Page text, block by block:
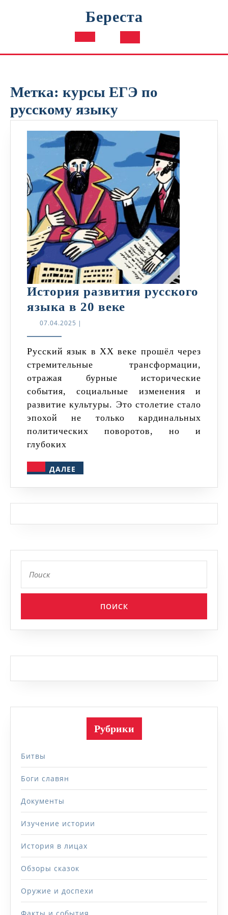
Береста
Кнопка
Метка: курсы ЕГЭ по
русскому языку
История развития русского
языка в 20 веке
языка
в
веке
07.04.2025 07.04.2025
|
Русский язык в XX веке прошёл через
стремительные трансформации,
отражая бурные исторические
события, социальные изменения и
развитие культуры. Это столетие стало
эпохой не только кардинальных
политических поворотов, но и
глубоких
ДАЛЕЕ
Рубрики
Битвы
Боги славян
Документы
Изучение истории
История в лицах
Обзоры сказок
Оружие и доспехи